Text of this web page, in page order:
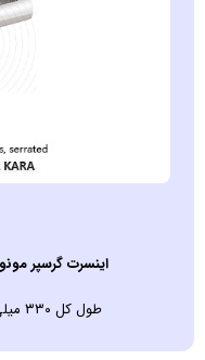
اينسرت گرسپر
طول کل ۳۳۰ میلی‌متر قطر ۵ میلی‌متر